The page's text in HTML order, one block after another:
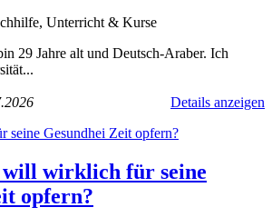
Unterricht & Kurse
29 Jahre alt und Deutsch-Araber. Ich
Details anzeigen
wirklich für seine
opfern?